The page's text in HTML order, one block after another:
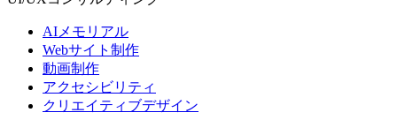
AIメモリアル
Webサイト制作
動画制作
アクセシビリティ
クリエイティブデザイン